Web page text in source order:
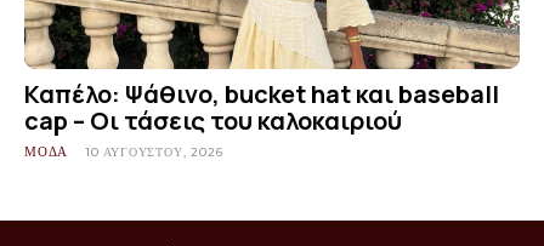
Καπέλο: Ψάθινο, bucket hat και baseball
cap – Οι τάσεις του καλοκαιριού
ΜΟΔΑ 10 ΑΥΓΟΎΣΤΟΥ, 2026